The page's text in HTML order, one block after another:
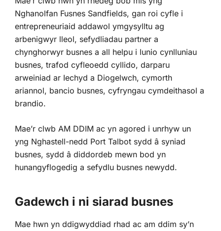
Nghanolfan Fusnes Sandfields, gan roi cyfle i
entrepreneuriaid addawol ymgysylltu ag
arbenigwyr lleol, sefydliadau partner a
chynghorwyr busnes a all helpu i lunio cynlluniau
busnes, trafod cyfleoedd cyllido, darparu
arweiniad ar Iechyd a Diogelwch, cymorth
ariannol, bancio busnes, cyfryngau cymdeithasol a
brandio.
Mae’r clwb AM DDIM ac yn agored i unrhyw un
yng Nghastell-nedd Port Talbot sydd â syniad
busnes, sydd â diddordeb mewn bod yn
hunangyflogedig a sefydlu busnes newydd.
Gadewch i ni siarad busnes
Mae hwn yn ddigwyddiad rhad ac am ddim sy’n